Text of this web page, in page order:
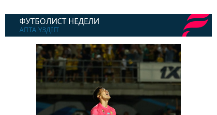
ФУТБОЛИСТ НЕДЕЛИ
АПТА ҮЗДІГІ